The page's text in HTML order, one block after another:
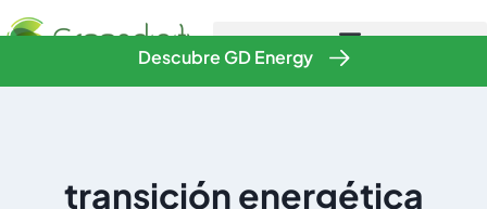
Descubre GD Energy
transición energética